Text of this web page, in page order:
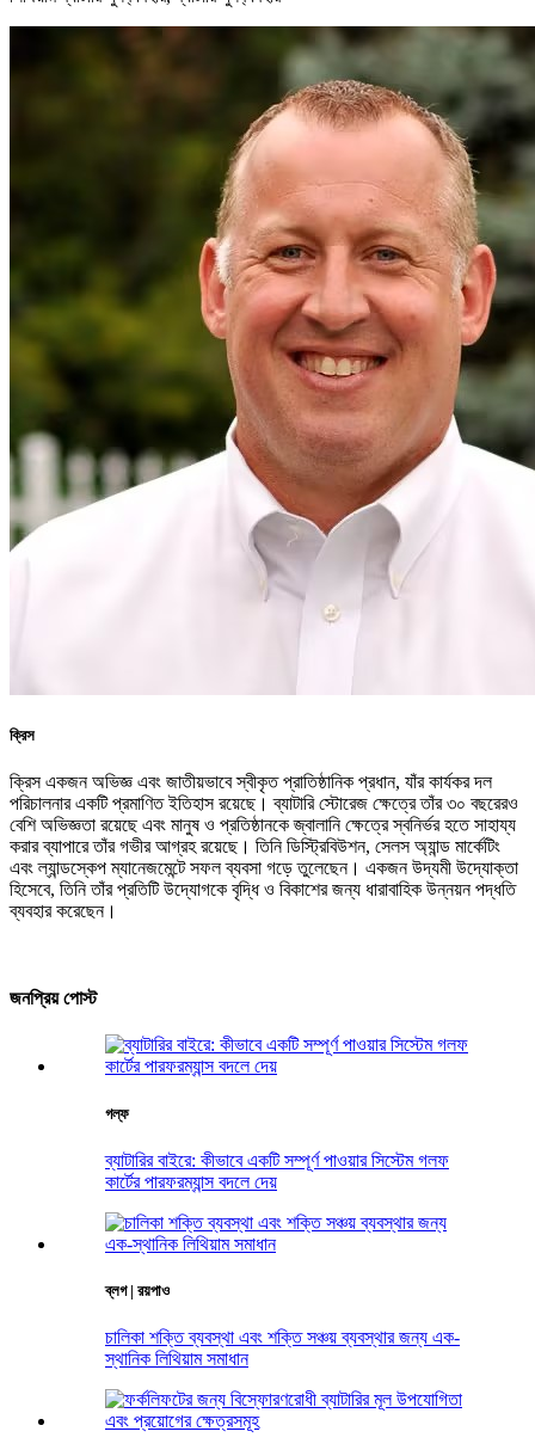
ক্রিস
ক্রিস একজন অভিজ্ঞ এবং জাতীয়ভাবে স্বীকৃত প্রাতিষ্ঠানিক প্রধান, যাঁর কার্যকর দল
পরিচালনার একটি প্রমাণিত ইতিহাস রয়েছে। ব্যাটারি স্টোরেজ ক্ষেত্রে তাঁর ৩০ বছরেরও
বেশি অভিজ্ঞতা রয়েছে এবং মানুষ ও প্রতিষ্ঠানকে জ্বালানি ক্ষেত্রে স্বনির্ভর হতে সাহায্য
করার ব্যাপারে তাঁর গভীর আগ্রহ রয়েছে। তিনি ডিস্ট্রিবিউশন, সেলস অ্যান্ড মার্কেটিং
এবং ল্যান্ডস্কেপ ম্যানেজমেন্টে সফল ব্যবসা গড়ে তুলেছেন। একজন উদ্যমী উদ্যোক্তা
হিসেবে, তিনি তাঁর প্রতিটি উদ্যোগকে বৃদ্ধি ও বিকাশের জন্য ধারাবাহিক উন্নয়ন পদ্ধতি
ব্যবহার করেছেন।
জনপ্রিয় পোস্ট
গল্ফ
ব্যাটারির বাইরে: কীভাবে একটি সম্পূর্ণ পাওয়ার সিস্টেম গলফ
কার্টের পারফরম্যান্স বদলে দেয়
ব্লগ | রয়পাও
চালিকা শক্তি ব্যবস্থা এবং শক্তি সঞ্চয় ব্যবস্থার জন্য এক-
স্থানিক লিথিয়াম সমাধান